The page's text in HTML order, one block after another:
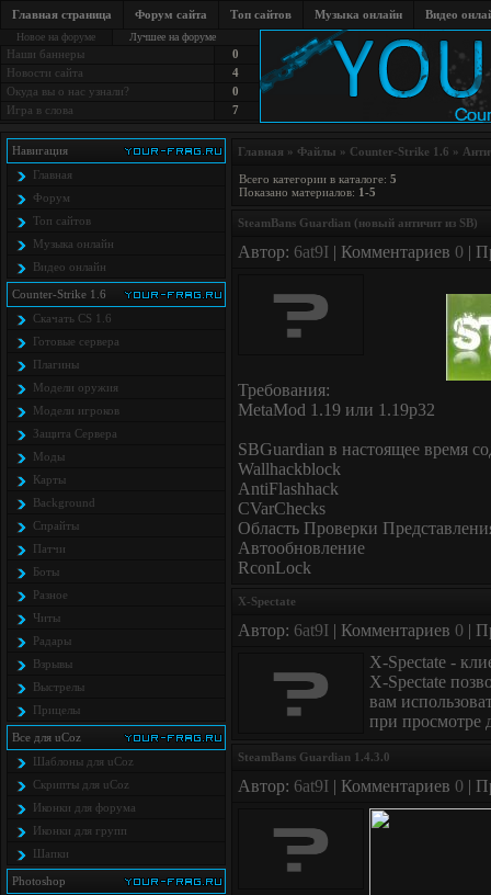
Главная страница Форум сайта Топ сайтов Музыка онлайн Видео
Новое на форуме Лучшее на форуме
Наши баннеры
0
Новости сайта
4
Окуда вы о нас узнали?
0
Игра в слова
7
Навигация
Главная
Форум
Топ сайтов
Музыка онлайн
Видео онлайн
Counter-Strike 1.6
Скачать CS 1.6
Готовые сервера
Плагины
Модели оружия
Модели игроков
Защита Cервера
Моды
Карты
Background
Спрайты
Патчи
Боты
Разное
Читы
Радары
Взрывы
Выстрелы
Прицелы
Все для uCoz
Шаблоны для uCoz
Скрипты для uCoz
Иконки для форума
Иконки для групп
Шапки
Photoshop
Главная » Файлы » Counter-Strike 1.6 »
Всего категории в каталоге: 5
Показано материалов: 1-5
SteamBans Guardian (новый античит из SB)
Автор: 6at9I | Комментариев 0 |
Требования:
MetaMod 1.19 или 1.19p32
SBGuardian в настоящее время
Wallhackblock
AntiFlashhack
CVarChecks
Область Проверки
Автообновление
RconLock
X-Spectate
Автор: 6at9I | Комментариев 0 |
X-Spectate -
X-Spectate
вам
при просмотре
SteamBans Guardian 1.4.3.0
Автор: 6at9I | Комментариев 0 |